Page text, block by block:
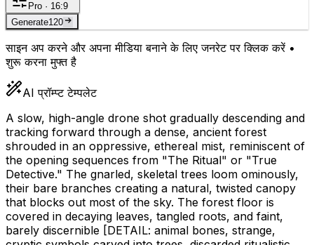
Pro · 16:9
Generate120
साइन अप करने और अपना मीडिया बनाने के लिए जनरेट पर क्लिक करें •
शुरू करना मुफ्त है
AI प्रॉम्प्ट टेम्पलेट
A slow, high-angle drone shot gradually descending and
tracking forward through a dense, ancient forest
shrouded in an oppressive, ethereal mist, reminiscent of
the opening sequences from "The Ritual" or "True
Detective." The gnarled, skeletal trees loom ominously,
their bare branches creating a natural, twisted canopy
that blocks out most of the sky. The forest floor is
covered in decaying leaves, tangled roots, and faint,
barely discernible [DETAIL: animal bones, strange,